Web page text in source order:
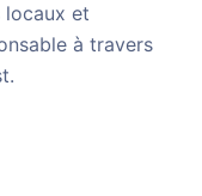
locaux et
à travers